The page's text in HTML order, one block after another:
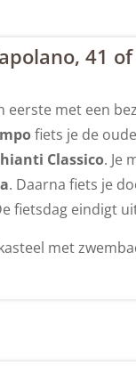
41
eerste met een
fiets je de
Classico. Je
. Daarna fiets je
fietsdag eindigt
met